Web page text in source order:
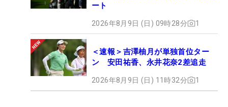
ート
2026年8月9日 (日) 09時28分 1
＜速報＞吉澤柚月が単独首位ター
ン 安田祐香、永井花奈2差追走
2026年8月9日 (日) 11時32分 1